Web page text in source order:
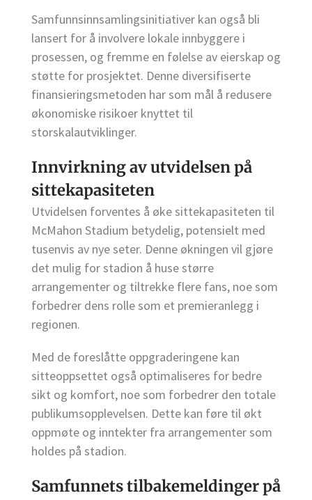
Samfunnsinnsamlingsinitiativer kan også bli
lansert for å involvere lokale innbyggere i
prosessen, og fremme en følelse av eierskap og
støtte for prosjektet. Denne diversifiserte
finansieringsmetoden har som mål å redusere
økonomiske risikoer knyttet til
storskalautviklinger.
Innvirkning av utvidelsen på
sittekapasiteten
Utvidelsen forventes å øke sittekapasiteten til
McMahon Stadium betydelig, potensielt med
tusenvis av nye seter. Denne økningen vil gjøre
det mulig for stadion å huse større
arrangementer og tiltrekke flere fans, noe som
forbedrer dens rolle som et premieranlegg i
regionen.
Med de foreslåtte oppgraderingene kan
sitteoppsettet også optimaliseres for bedre
sikt og komfort, noe som forbedrer den totale
publikumsopplevelsen. Dette kan føre til økt
oppmøte og inntekter fra arrangementer som
holdes på stadion.
Samfunnets tilbakemeldinger på